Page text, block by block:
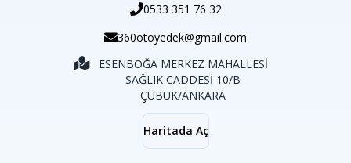
0533 351 76 32
360otoyedek@gmail.com
ESENBOĞA MERKEZ MAHALLESİ
SAĞLIK CADDESİ 10/B
ÇUBUK/ANKARA
Haritada Aç